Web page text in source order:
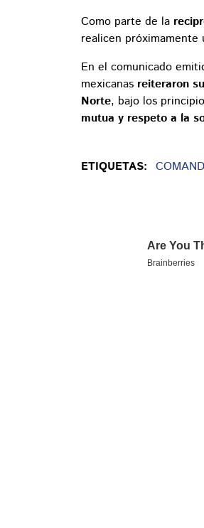
Como parte de la
realicen
En el comunicado
mexicanas reiteraron
Norte, bajo los
mutua y respeto a la
ETIQUETAS: